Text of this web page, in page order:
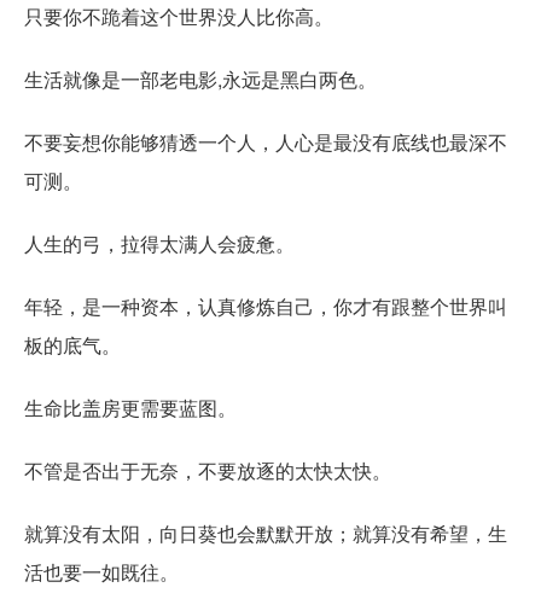
只要你不跪着这个世界没人比你高。
生活就像是一部老电影,永远是黑白两色。
不要妄想你能够猜透一个人，人心是最没有底线也最深不
可测。
人生的弓，拉得太满人会疲惫。
年轻，是一种资本，认真修炼自己，你才有跟整个世界叫
板的底气。
生命比盖房更需要蓝图。
不管是否出于无奈，不要放逐的太快太快。
就算没有太阳，向日葵也会默默开放；就算没有希望，生
活也要一如既往。